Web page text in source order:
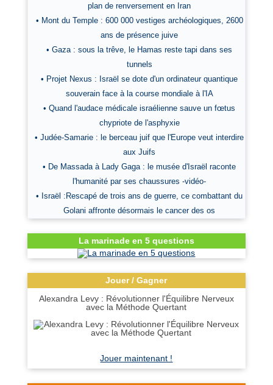
plan de renversement en Iran
• Mont du Temple : 600 000 vestiges archéologiques, 2600
ans de présence juive
• Gaza : sous la trêve, le Hamas reste tapi dans ses
tunnels
• Projet Nexus : Israël se dote d'un ordinateur quantique
souverain face à la course mondiale à l'IA
• Quand l'audace médicale israélienne sauve un fœtus
chypriote de l'asphyxie
• Judée-Samarie : le berceau juif que l'Europe veut interdire
aux Juifs
• De Massada à Lady Gaga : le musée d'Israël raconte
l'humanité par ses chaussures -vidéo-
• Israël :Rescapé de trois ans de guerre, ce combattant du
Golani affronte désormais le cancer des os
La marinade en 5 questions
Jouer / Gagner
Alexandra Levy : Révolutionner l'Équilibre Nerveux
avec la Méthode Quertant
Jouer maintenant !